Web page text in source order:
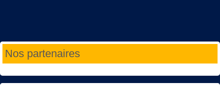
Nos partenaires
Année
précédente
Mois
précédent
Année
suivante
Mois
suivant